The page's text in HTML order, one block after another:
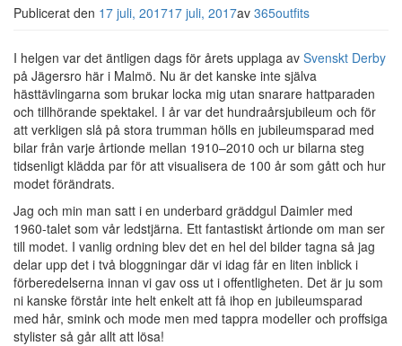
Publicerat den 17 juli, 201717 juli, 2017av 365outfits
I helgen var det äntligen dags för årets upplaga av Svenskt Derby
på Jägersro här i Malmö. Nu är det kanske inte själva
hästtävlingarna som brukar locka mig utan snarare hattparaden
och tillhörande spektakel. I år var det hundraårsjubileum och för
att verkligen slå på stora trumman hölls en jubileumsparad med
bilar från varje årtionde mellan 1910–2010 och ur bilarna steg
tidsenligt klädda par för att visualisera de 100 år som gått och hur
modet förändrats.
Jag och min man satt i en underbard gräddgul Daimler med
1960-talet som vår ledstjärna. Ett fantastiskt årtionde om man ser
till modet. I vanlig ordning blev det en hel del bilder tagna så jag
delar upp det i två bloggningar där vi idag får en liten inblick i
förberedelserna innan vi gav oss ut i offentligheten. Det är ju som
ni kanske förstår inte helt enkelt att få ihop en jubileumsparad
med hår, smink och mode men med tappra modeller och proffsiga
stylister så går allt att lösa!